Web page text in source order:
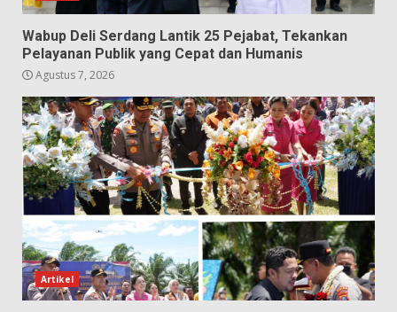
Wabup Deli Serdang Lantik 25 Pejabat, Tekankan
Pelayanan Publik yang Cepat dan Humanis
Agustus 7, 2026
Artikel